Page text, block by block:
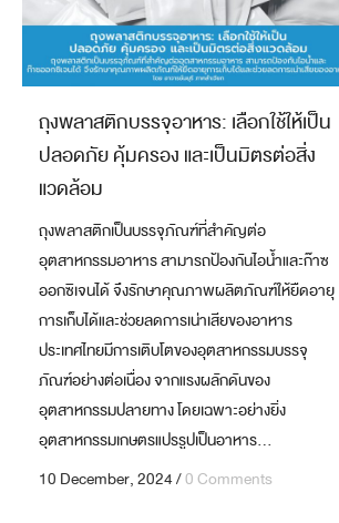
ถุงพลาสติกบรรจุอาหาร: เลือกใช้ให้เป็น
ปลอดภัย คุ้มครอง และเป็นมิตรต่อสิ่ง
แวดล้อม
ถุงพลาสติกเป็นบรรจุภัณฑ์ที่สำคัญต่อ
อุตสาหกรรมอาหาร สามารถป้องกันไอน้ำและก๊าซ
ออกซิเจนได้ จึงรักษาคุณภาพผลิตภัณฑ์ให้ยืดอายุ
การเก็บได้และช่วยลดการเน่าเสียของอาหาร
ประเทศไทยมีการเติบโตของอุตสาหกรรมบรรจุ
ภัณฑ์อย่างต่อเนื่อง จากแรงผลักดันของ
อุตสาหกรรมปลายทาง โดยเฉพาะอย่างยิ่ง
อุตสาหกรรมเกษตรแปรรูปเป็นอาหาร...
10 December, 2024/0 Comments